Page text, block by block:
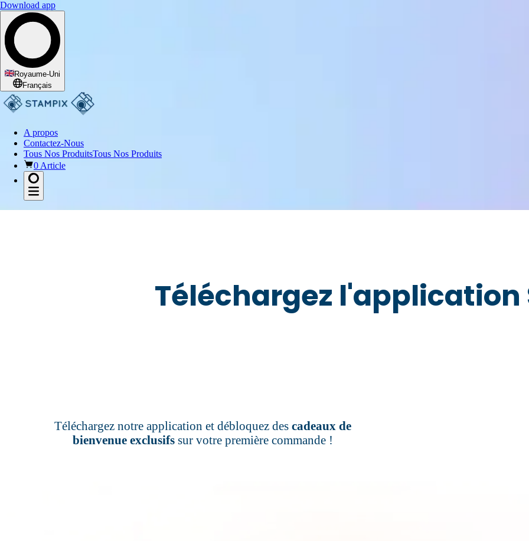
Download app
Royaume-Uni
Français
A propos
Contactez-Nous
Tous Nos ProduitsTous Nos Produits
0 Article
Téléchargez
Téléchargez notre application et débloquez des cadeaux de
bienvenue exclusifs sur votre première commande !